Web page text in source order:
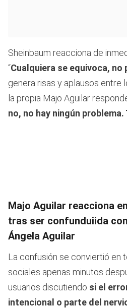
Sheinbaum reacciona de
“Cualquiera se equivoca, no
genera risas y aplausos entre
la propia Majo Aguilar
no, no hay ningún problema.
Majo Aguilar reacciona
tras ser confunduiida
Ángela Aguilar
La confusión se conviertió en
sociales apenas minutos
usuarios discutiendo si el
intencional o parte del